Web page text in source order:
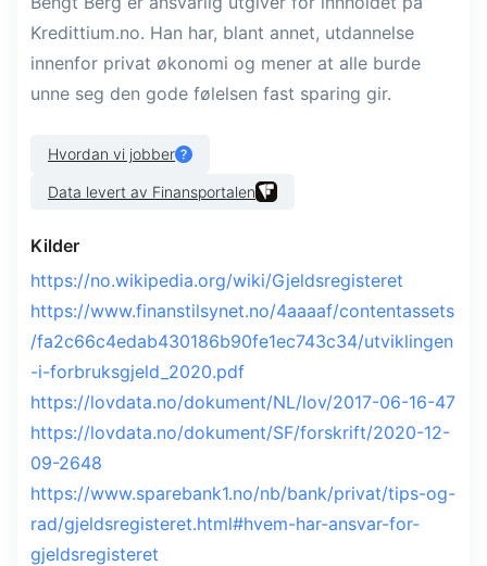
Kredittium.no. Han har, blant annet, utdannelse
innenfor privat økonomi og mener at alle burde
unne seg den gode følelsen fast sparing gir.
Hvordan vi jobber
Data levert av Finansportalen
Kilder
https://no.wikipedia.org/wiki/Gjeldsregisteret
https://www.finanstilsynet.no/4aaaaf/contentassets
/fa2c66c4edab430186b90fe1ec743c34/utviklingen
-i-forbruksgjeld_2020.pdf
https://lovdata.no/dokument/NL/lov/2017-06-16-47
https://lovdata.no/dokument/SF/forskrift/2020-12-
09-2648
https://www.sparebank1.no/nb/bank/privat/tips-og-
rad/gjeldsregisteret.html#hvem-har-ansvar-for-
gjeldsregisteret